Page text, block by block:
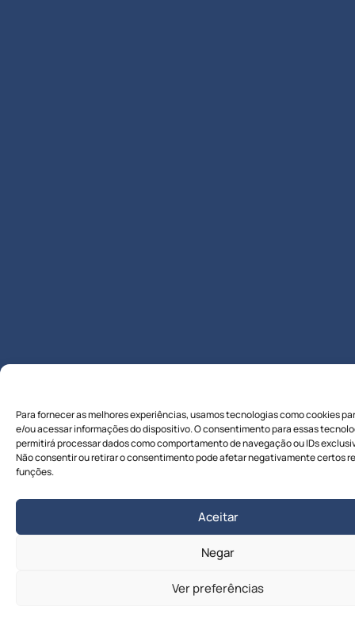
Para fornecer as melhores experiências, usamos tecnologias como cookies
e/ou acessar informações do dispositivo. O consentimento para essas
permitirá processar dados como comportamento de navegação ou IDs
Não consentir ou retirar o consentimento pode afetar negativamente certos
funções.
Aceitar
Negar
Ver preferências